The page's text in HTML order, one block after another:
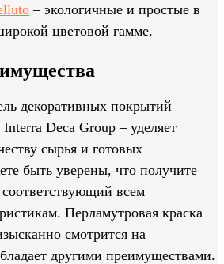
– экологичные и простые в
цветовой гамме.
декоративных покрытий
Deca Group – уделяет
сырья и готовых
быть уверены, что получите
всем
Перламутровая краска
смотрится на
другими преимуществами.